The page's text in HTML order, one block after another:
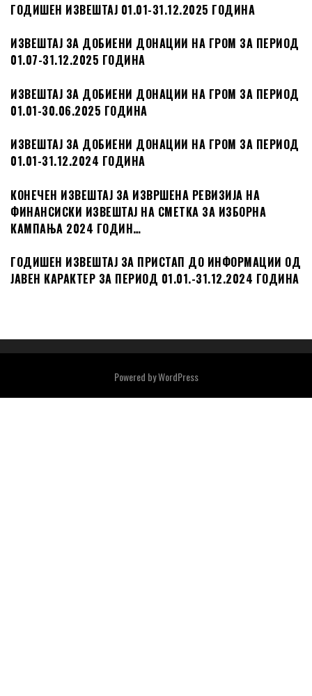
ГОДИШЕН ИЗВЕШТАЈ 01.01-31.12.2025 ГОДИНА
ИЗВЕШТАЈ ЗА ДОБИЕНИ ДОНАЦИИ НА ГРОМ ЗА ПЕРИОД
01.07-31.12.2025 ГОДИНА
ИЗВЕШТАЈ ЗА ДОБИЕНИ ДОНАЦИИ НА ГРОМ ЗА ПЕРИОД
01.01-30.06.2025 ГОДИНА
ИЗВЕШТАЈ ЗА ДОБИЕНИ ДОНАЦИИ НА ГРОМ ЗА ПЕРИОД
01.01-31.12.2024 ГОДИНА
КОНЕЧЕН ИЗВЕШТАЈ ЗА ИЗВРШЕНА РЕВИЗИЈА НА
ФИНАНСИСКИ ИЗВЕШТАЈ НА СМЕТКА ЗА ИЗБОРНА
КАМПАЊА 2024 ГОДИН…
ГОДИШЕН ИЗВЕШТАЈ ЗА ПРИСТАП ДО ИНФОРМАЦИИ ОД
ЈАВЕН КАРАКТЕР ЗА ПЕРИОД 01.01.-31.12.2024 ГОДИНА
Powered byWordPress